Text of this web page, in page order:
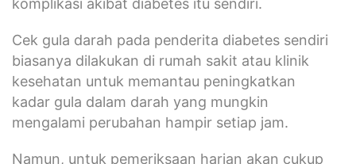
komplikasi akibat diabetes itu sendiri.
Cek gula darah pada penderita diabetes sendiri
biasanya dilakukan di rumah sakit atau klinik
kesehatan untuk memantau peningkatkan
kadar gula dalam darah yang mungkin
mengalami perubahan hampir setiap jam.
Namun, untuk pemeriksaan harian akan cukup